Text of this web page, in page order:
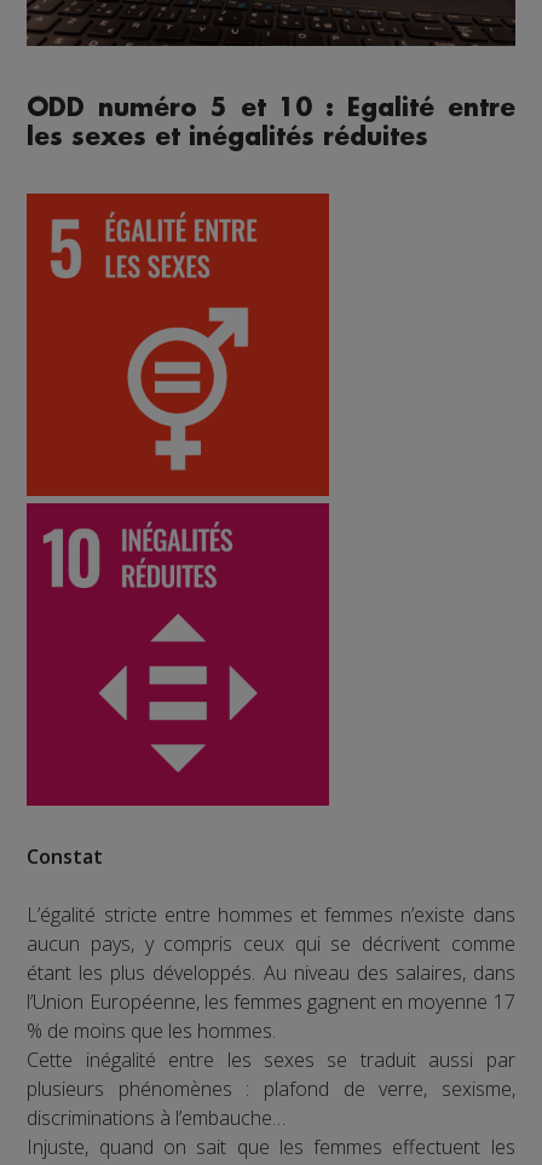
ODD numéro 5 et 10 : Egalité entre
les sexes et inégalités réduites
Constat
L’égalité stricte entre hommes et femmes n’existe dans
aucun pays, y compris ceux qui se décrivent comme
étant les plus développés. Au niveau des salaires, dans
l’Union Européenne, les femmes gagnent en moyenne 17
% de moins que les hommes.
Cette inégalité entre les sexes se traduit aussi par
plusieurs phénomènes : plafond de verre, sexisme,
discriminations à l’embauche…
Injuste, quand on sait que les femmes effectuent les